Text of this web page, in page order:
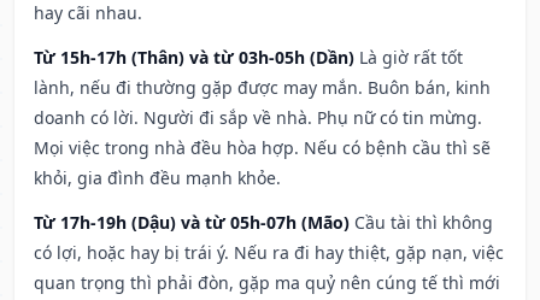
hay cãi nhau.
Từ 15h-17h (Thân) và từ 03h-05h (Dần) Là giờ rất tốt
lành, nếu đi thường gặp được may mắn. Buôn bán, kinh
doanh có lời. Người đi sắp về nhà. Phụ nữ có tin mừng.
Mọi việc trong nhà đều hòa hợp. Nếu có bệnh cầu thì sẽ
khỏi, gia đình đều mạnh khỏe.
Từ 17h-19h (Dậu) và từ 05h-07h (Mão) Cầu tài thì không
có lợi, hoặc hay bị trái ý. Nếu ra đi hay thiệt, gặp nạn, việc
quan trọng thì phải đòn, gặp ma quỷ nên cúng tế thì mới